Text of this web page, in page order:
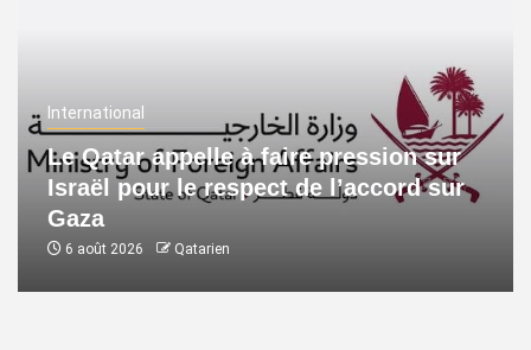
International
Le Qatar appelle à faire pression sur
Israël pour le respect de l’accord sur
Gaza
6 août 2026 Qatarien